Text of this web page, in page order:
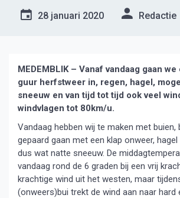
28 januari 2020 Redactie
MEDEMBLIK – Vanaf vandaag gaan
guur herfstweer in, regen, hagel,
sneeuw en van tijd tot tijd ook veel
windvlagen tot 80km/u.
Vandaag hebben wij te maken met buien,
gepaard gaan met een klap onweer,
dus wat natte sneeuw. De
vandaag rond de 6 graden bij een vrij
krachtige wind uit het westen, maar
(onweers)bui trekt de wind aan naar hard